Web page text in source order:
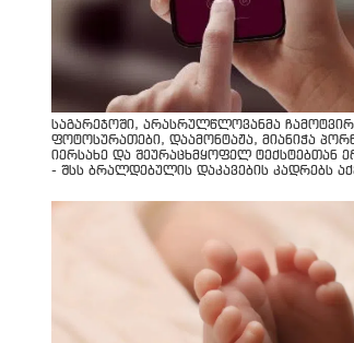
საგარეჯოში, არასრულწლოვანმა
ფოტოსურათები, დაამონტაჟა, მიანიჭა
იერსახე და შეურაცხმყოფელ ტექსტებთან
- შსს ბრალდებულის დაკავების კადრებს